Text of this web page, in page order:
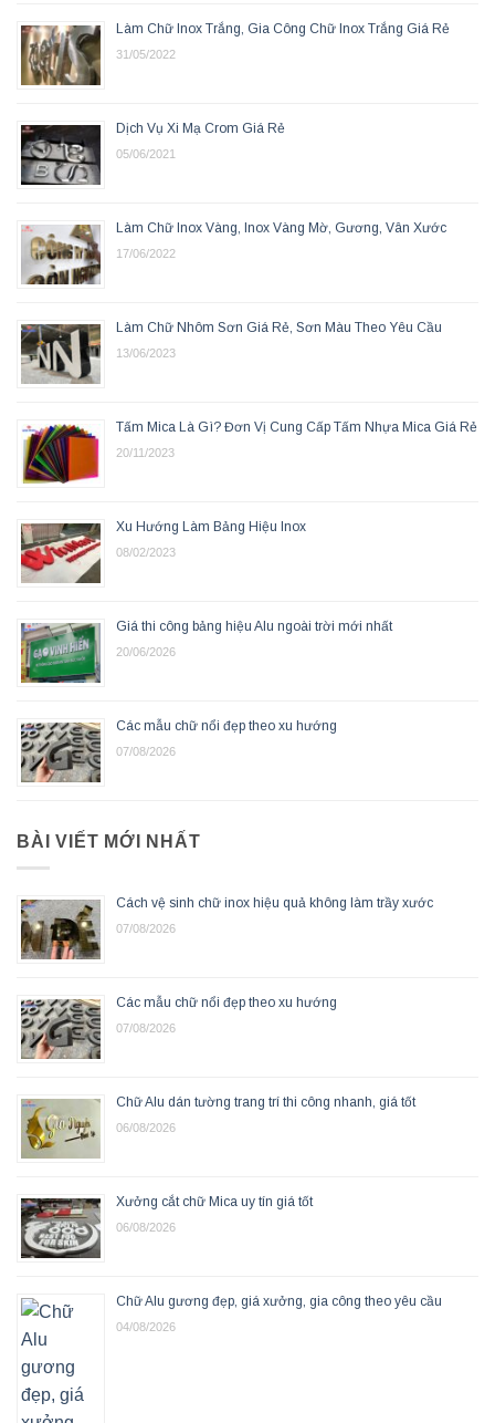
Làm Chữ Inox Trắng, Gia Công Chữ Inox Trắng Giá Rẻ
31/05/2022
Dịch Vụ Xi Mạ Crom Giá Rẻ
05/06/2021
Làm Chữ Inox Vàng, Inox Vàng Mờ, Gương, Vân Xước
17/06/2022
Làm Chữ Nhôm Sơn Giá Rẻ, Sơn Màu Theo Yêu Cầu
13/06/2023
Tấm Mica Là Gì? Đơn Vị Cung Cấp Tấm Nhựa Mica Giá Rẻ
20/11/2023
Xu Hướng Làm Bảng Hiệu Inox
08/02/2023
Giá thi công bảng hiệu Alu ngoài trời mới nhất
20/06/2026
Các mẫu chữ nổi đẹp theo xu hướng
07/08/2026
BÀI VIẾT MỚI NHẤT
Cách vệ sinh chữ inox hiệu quả không làm trầy xước
07/08/2026
Các mẫu chữ nổi đẹp theo xu hướng
07/08/2026
Chữ Alu dán tường trang trí thi công nhanh, giá tốt
06/08/2026
Xưởng cắt chữ Mica uy tín giá tốt
06/08/2026
Chữ Alu gương đẹp, giá xưởng, gia công theo yêu cầu
04/08/2026